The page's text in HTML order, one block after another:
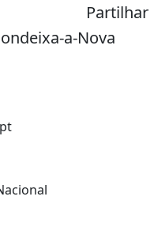
Partilhar
a-Nova